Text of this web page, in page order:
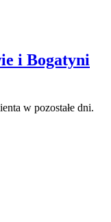
i Bogatyni
w pozostałe dni.